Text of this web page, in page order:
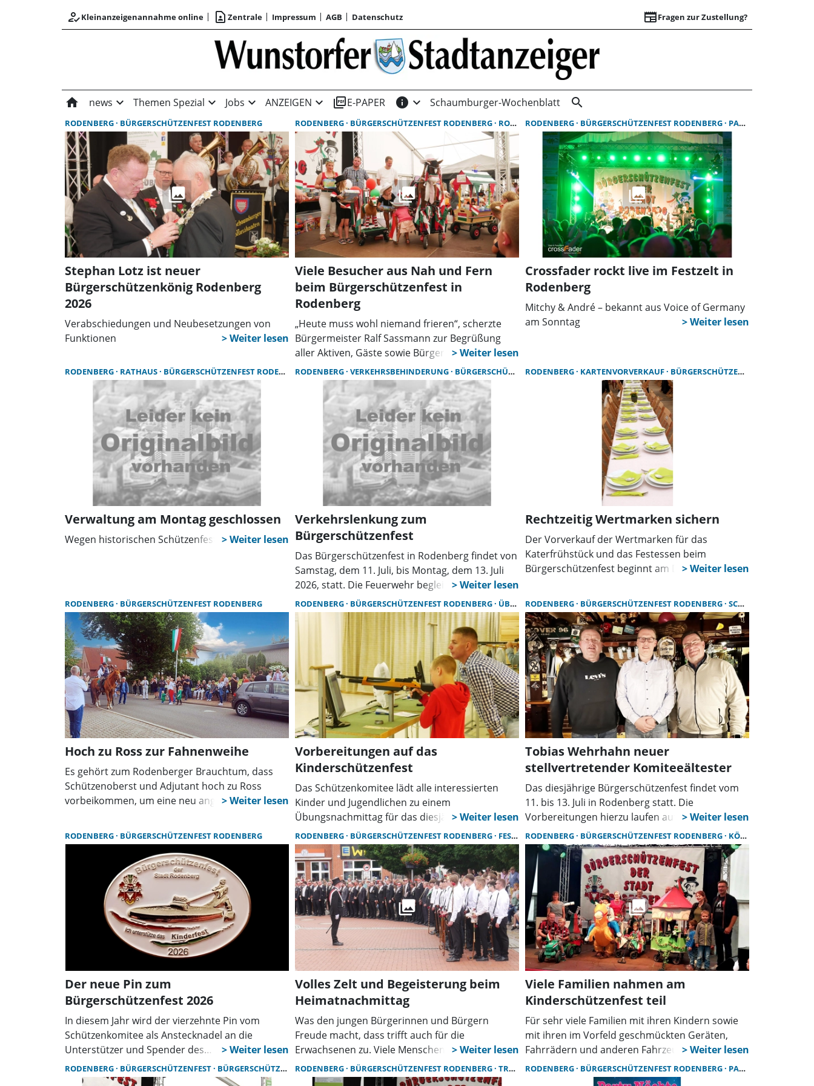
how_to_regKleinanzeigenannahme online contact_page Zentrale Impressum AGB Datenschutz newspaperFragen zur Zustellung?
Suchergebnisse |
home news expand_more Themen Spezial expand_more Jobs expand_more ANZEIGEN expand_more picture_as_pdfE-PAPER info expand_more Schaumburger-Wochenblatt search
RODENBERG BÜRGERSCHÜTZENFEST RODENBERG
Stephan Lotz ist neuer
Bürgerschützenkönig Rodenberg
2026
Verabschiedungen und Neubesetzungen von
Funktionen
RODENBERG BÜRGERSCHÜTZENFEST RODENBERG RODENBERG
Viele Besucher aus Nah und Fern
beim Bürgerschützenfest in
Rodenberg
„Heute muss wohl niemand frieren“, scherzte
Bürgermeister Ralf Sassmann zur Begrüßung
aller Aktiven, Gäste sowie Bürgerinnen und
Bürger auf dem Amtsplatz. Angesichts der
hochsommerlichen Temperaturen von 30 Grad,
fiel seine Ansprache bewusst kurz aus.
RODENBERG BÜRGERSCHÜTZENFEST RODENBERG PARTY
Crossfader rockt live im Festzelt in
Rodenberg
Mitchy & André – bekannt aus Voice of Germany
am Sonntag
RODENBERG RATHAUS BÜRGERSCHÜTZENFEST RODENBERG
Verwaltung am Montag geschlossen
Wegen historischen Schützenfest
RODENBERG VERKEHRSBEHINDERUNG BÜRGERSCHÜTZENFEST RODENBERG
Verkehrslenkung zum
Bürgerschützenfest
Das Bürgerschützenfest in Rodenberg findet von
Samstag, dem 11. Juli, bis Montag, dem 13. Juli
2026, statt. Die Feuerwehr begleitet die Umzüge
mit an die Verkehrssituation angepassten
Maßnahmen, um einen möglichst reibungslosen
Veranstaltungsverlauf zu gewährleisten.
Dennoch ist mit zeitlich begrenzten
Beeinträchtigungen im Straßenverkehr zu
rechnen.
RODENBERG KARTENVORVERKAUF BÜRGERSCHÜTZENFEST RODENBERG
Rechtzeitig Wertmarken sichern
Der Vorverkauf der Wertmarken für das
Katerfrühstück und das Festessen beim
Bürgerschützenfest beginnt am Dienstag, 30.
RODENBERG BÜRGERSCHÜTZENFEST RODENBERG
Hoch zu Ross zur Fahnenweihe
Es gehört zum Rodenberger Brauchtum, dass
Schützenoberst und Adjutant hoch zu Ross
vorbeikommen, um eine neu angeschaffte
Fahnenweihen bieten die Gelegenheit, im Vorfeld
des offiziellen Starts etwas
Schützenfestatmosphäre zu genießen.
RODENBERG BÜRGERSCHÜTZENFEST RODENBERG ÜBUNG
Vorbereitungen auf das
Kinderschützenfest
Das Schützenkomitee lädt alle interessierten
Kinder und Jugendlichen zu einem
Übungsnachmittag für das diesjährige Schüler-
und Nachwuchsschießen (Minis) beim
Kinderschützenfest am Samstag, 11. Juli 2026 ein.
RODENBERG BÜRGERSCHÜTZENFEST RODENBERG SCHÜTZEN
Tobias Wehrhahn neuer
stellvertretender Komiteeältester
Das diesjährige Bürgerschützenfest findet vom
11. bis 13. Juli in Rodenberg statt. Die
Vorbereitungen hierzu laufen auf Hochtouren.
RODENBERG BÜRGERSCHÜTZENFEST RODENBERG
Der neue Pin zum
Bürgerschützenfest 2026
In diesem Jahr wird der vierzehnte Pin vom
Schützenkomitee als Anstecknadel an die
Unterstützer und Spender des
Kinderschützenfestes ausgegeben. Spender
kann jeder werden, der das Kinderschützenfest
RODENBERG BÜRGERSCHÜTZENFEST RODENBERG FESTAUSSCHUSS SCHÜTZENFEST
Volles Zelt und Begeisterung beim
Heimatnachmittag
Was den jungen Bürgerinnen und Bürgern
Freude macht, dass trifft auch für die
Erwachsenen zu. Viele Menschen säumten den
Amtsplatz, um die Aufstellung vom Festumzug
zum Bürgerschützenfest mitzuerleben, ihm zu
RODENBERG BÜRGERSCHÜTZENFEST RODENBERG KÖNIGSSCHIESSEN
Viele Familien nahmen am
Kinderschützenfest teil
Für sehr viele Familien mit ihren Kindern sowie
mit ihren im Vorfeld geschmückten Geräten,
Fahrrädern und anderen Fahrzeugen wurde die
Museumsinsel erneut zu dem Treffpunkt für das
Kinderschützenfest, anlässlich des
RODENBERG BÜRGERSCHÜTZENFEST BÜRGERSCHÜTZENFEST RODENBERG RODENBERG BÜRGERSCHÜTZENFEST RODENBERG TRADITION RODENBERG BÜRGERSCHÜTZENFEST RODENBERG PARTYZELT